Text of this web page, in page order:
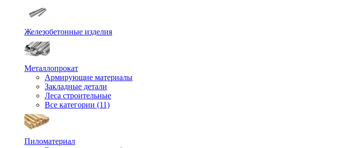
Железобетонные изделия
Металлопрокат
Армирующие материалы
Закладные детали
Леса строительные
Все категории (11)
Пиломатериал